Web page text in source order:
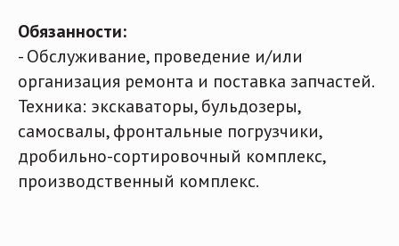
Обязанности:
- Обслуживание, проведение и/или
организация ремонта и поставка запчастей.
Техника: экскаваторы, бульдозеры,
самосвалы, фронтальные погрузчики,
дробильно-сортировочный комплекс,
производственный комплекс.